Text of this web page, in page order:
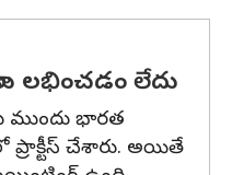
లభించడం లేదు
ముందు భారత
ప్రాక్టీస్ చేశారు. అయితే